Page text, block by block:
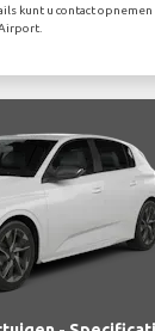
kunt u contact